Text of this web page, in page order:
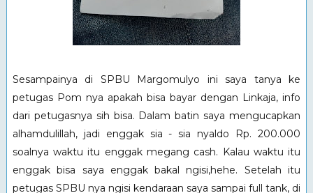
Sesampainya di SPBU Margomulyo ini saya tanya ke
petugas Pom nya apakah bisa bayar dengan Linkaja, info
dari petugasnya sih bisa. Dalam batin saya mengucapkan
alhamdulillah, jadi enggak sia - sia nyaldo Rp. 200.000
soalnya waktu itu enggak megang cash. Kalau waktu itu
enggak bisa saya enggak bakal ngisi,hehe. Setelah itu
petugas SPBU nya ngisi kendaraan saya sampai full tank, di